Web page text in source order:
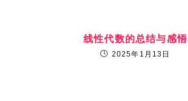
线性代数的总结与感悟
2025年1月13日